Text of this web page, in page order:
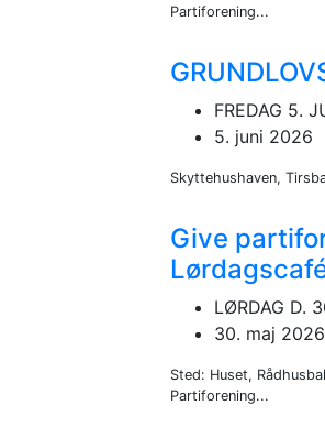
Partiforening...
FREDAG 5.
5. juni 2026
Skyttehushaven,
Give
LØRDAG D.
30. maj 2026
Sted: Huset,
Partiforening...